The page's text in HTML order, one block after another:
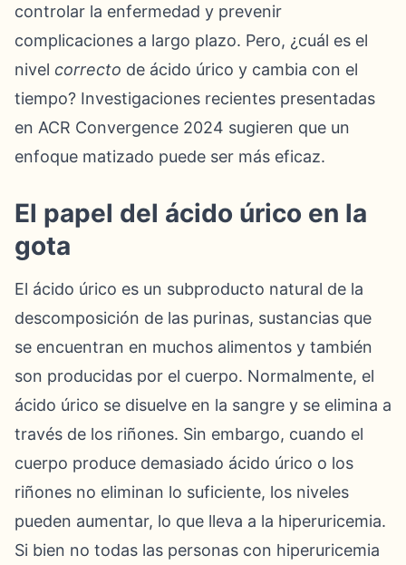
controlar la enfermedad y prevenir
complicaciones a largo plazo. Pero, ¿cuál es el
nivel correcto de ácido úrico y cambia con el
tiempo? Investigaciones recientes presentadas
en ACR Convergence 2024 sugieren que un
enfoque matizado puede ser más eficaz.
El papel del ácido úrico en la
gota
El ácido úrico es un subproducto natural de la
descomposición de las purinas, sustancias que
se encuentran en muchos alimentos y también
son producidas por el cuerpo. Normalmente, el
ácido úrico se disuelve en la sangre y se elimina a
través de los riñones. Sin embargo, cuando el
cuerpo produce demasiado ácido úrico o los
riñones no eliminan lo suficiente, los niveles
pueden aumentar, lo que lleva a la hiperuricemia.
Si bien no todas las personas con hiperuricemia